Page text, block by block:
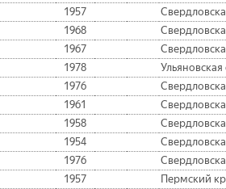
1957
1968
1967
1978 Ульяновская
1976
1961
1958
1954
1976
1957 Пермский